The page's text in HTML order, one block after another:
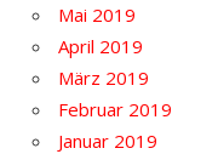
Mai 2019
April 2019
März 2019
Februar 2019
Januar 2019